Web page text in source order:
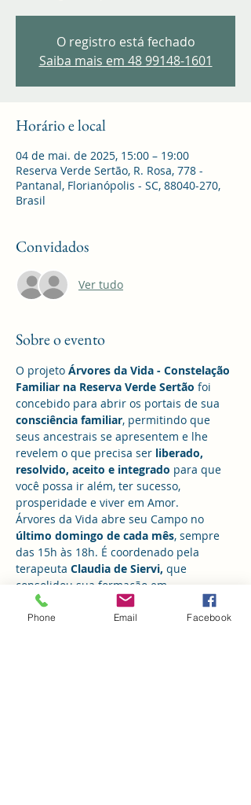
O registro está fechado
Saiba mais em 48 99148-1601
Horário e local
04 de mai. de 2025, 15:00 – 19:00
Reserva Verde Sertão, R. Rosa, 778 -
Pantanal, Florianópolis - SC, 88040-270,
Brasil
Convidados
Ver tudo
Sobre o evento
O projeto Árvores da Vida - Constelação
Familiar na Reserva Verde Sertão foi
concebido para abrir os portais de sua
consciência familiar, permitindo que
seus ancestrais se apresentem e lhe
revelem o que precisa ser liberado,
resolvido, aceito e integrado para que
você possa ir além, ter sucesso,
prosperidade e viver em Amor.
Árvores da Vida abre seu Campo no
último domingo de cada mês, sempre
das 15h às 18h. É coordenado pela
terapeuta Claudia de Siervi, que
consolidou sua formação em
Constelações Familiares segundo Bert
Hellinger, a partir de 2017, no Instituto
Phone Email Facebook